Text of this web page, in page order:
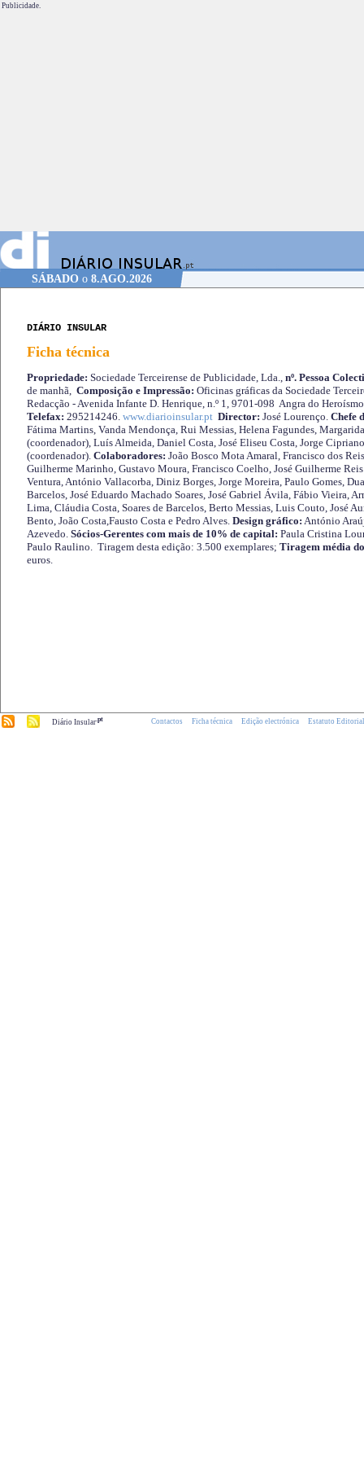
Publicidade.
SÁBADOo 8.AGO.2026
DIÁRIO INSULAR
Ficha técnica
Propriedade: Sociedade Terceirense de Publicidade, Lda., nº. Pessoa
de manhã, Composição e Impressão: Oficinas gráficas da Sociedade
Redacção - Avenida Infante D. Henrique, n.º 1, 9701-098 Angra do
Telefax: 295214246. www.diarioinsular.pt Director: José Lourenço. Chefe
Fátima Martins, Vanda Mendonça, Rui Messias, Helena Fagundes,
(coordenador), Luís Almeida, Daniel Costa, José Eliseu Costa, Jorge
(coordenador). Colaboradores: João Bosco Mota Amaral, Francisco dos
Guilherme Marinho, Gustavo Moura, Francisco Coelho, José Guilherme
Ventura, António Vallacorba, Diniz Borges, Jorge Moreira, Paulo Gomes,
Barcelos, José Eduardo Machado Soares, José Gabriel Ávila, Fábio Vieira,
Lima, Cláudia Costa, Soares de Barcelos, Berto Messias, Luis Couto, José
Bento, João Costa,Fausto Costa e Pedro Alves. Design gráfico: António
Azevedo. Sócios-Gerentes com mais de 10% de capital: Paula Cristina
Paulo Raulino. Tiragem desta edição: 3.500 exemplares; Tiragem média
euros.
Diário Insular.pt Contactos Ficha técnica Edição electrónica Estatuto Editorial